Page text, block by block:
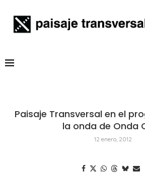
Paisaje Transversal en el
la onda de Onda
12 enero, 2012